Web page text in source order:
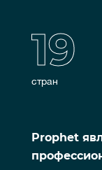
19
стран
Prophet